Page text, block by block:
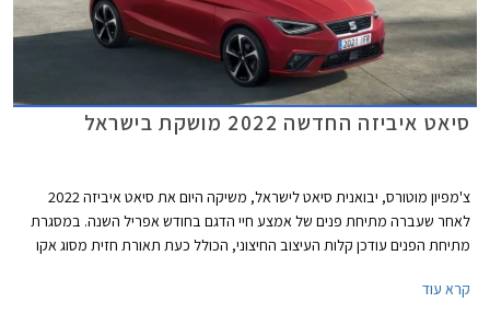
סיאט איביזה החדשה 2022 מושקת בישראל
צ'מפיון מוטורס, יבואנית סיאט לישראל, משיקה היום את סיאט איביזה 2022
לאחר שעברה מתיחת פנים של אמצע חיי הדגם בחודש אפריל השנה. במסגרת
מתיחת הפנים עודכן קלות העיצוב החיצוני, הכולל כעת תאורת חזית מסוג אקו
בסגנון כתב יד.
קרא עוד